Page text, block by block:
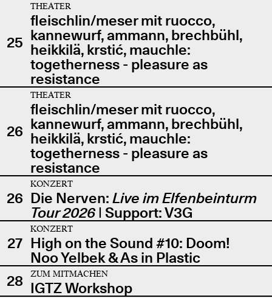
25
THEATER
fleischlin/meser mit ruocco,
kannewurf, ammann, brechbühl,
heikkilä, krstić, mauchle:
togetherness - pleasure as
resistance
26
THEATER
fleischlin/meser mit ruocco,
kannewurf, ammann, brechbühl,
heikkilä, krstić, mauchle:
togetherness - pleasure as
resistance
26
KONZERT
Die Nerven: Live im Elfenbeinturm
Tour 2026| Support: V3G
27
KONZERT
High on the Sound #10: Doom!
Noo Yelbek & As in Plastic
28
ZUM MITMACHEN
IGTZ Workshop